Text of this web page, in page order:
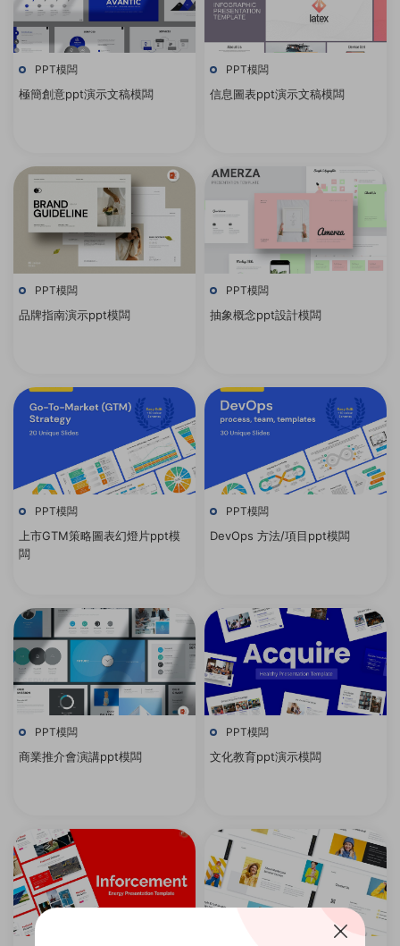
PPT模闆
極簡創意ppt演示文稿模闆
PPT模闆
信息圖表ppt演示文稿模闆
PPT模闆
品牌指南演示ppt模闆
PPT模闆
抽象概念ppt設計模闆
PPT模闆
上市GTM策略圖表幻燈片ppt模
闆
PPT模闆
DevOps 方法/項目ppt模闆
PPT模闆
商業推介會演講ppt模闆
PPT模闆
文化教育ppt演示模闆